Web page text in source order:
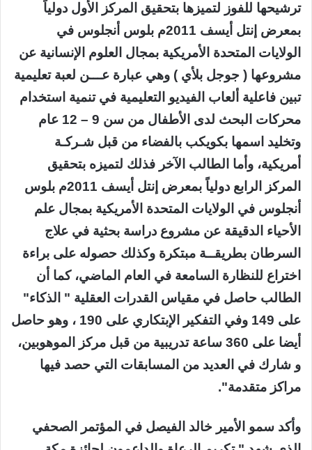
ترشيحها للفوز لتميزها بتحقيق المركز الأول دولياً
بمعرض إنتل أيسف 2011م بلوس أنجلوس في
الولايات المتحدة الأمريكية بمجال العلوم الإنسانية عن
مشروعها ( جوجل بلأي ) وهي عبارة عـــن لعبة تعليمية
تبين فاعلية ألعاب الفيديو التعليمية في تنمية استخدام
محركات البحث لدى الأطفال من سن 9 – 12 عام
وتخليد اسمها بكويكب بالفضاء من قبل شـركـة
أمريكية، وأما الطالب الآخر فذلك لتميزه بتحقيق
المركز الرابع دولياً بمعرض إنتل أيسف 2011م بلوس
أنجلوس في الولايات المتحدة الأمريكية بمجال علم
الأحياء الدقيقة عن مشروع دراسة بحثية في علاج
السرطان بطريقــة مبتكرة وكذلك حصوله على براءة
اختراع للنظارة السامعة في العام الماضي، كما أن
الطالب حاصل في مقياس القدرات العقلية " الذكاء"
على 149 وفي التفكير الإبتكاري على 190 ، وهو حاصل
أيضا على 360 ساعة تدريبية من قبل مركز الموهوبين،
و شارك في العديد من المسابقات التي حصد فيها
مراكز متقدمة".
وأكد سمو الأمير خالد الفيصل في المؤتمر الصحفي